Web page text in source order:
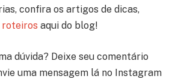
confira os artigos de dicas,
roteiros aqui do blog!
dúvida? Deixe seu comentário
uma mensagem lá no Instagram